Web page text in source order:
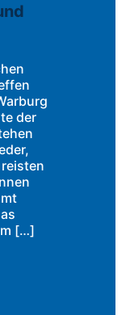
der
[…]